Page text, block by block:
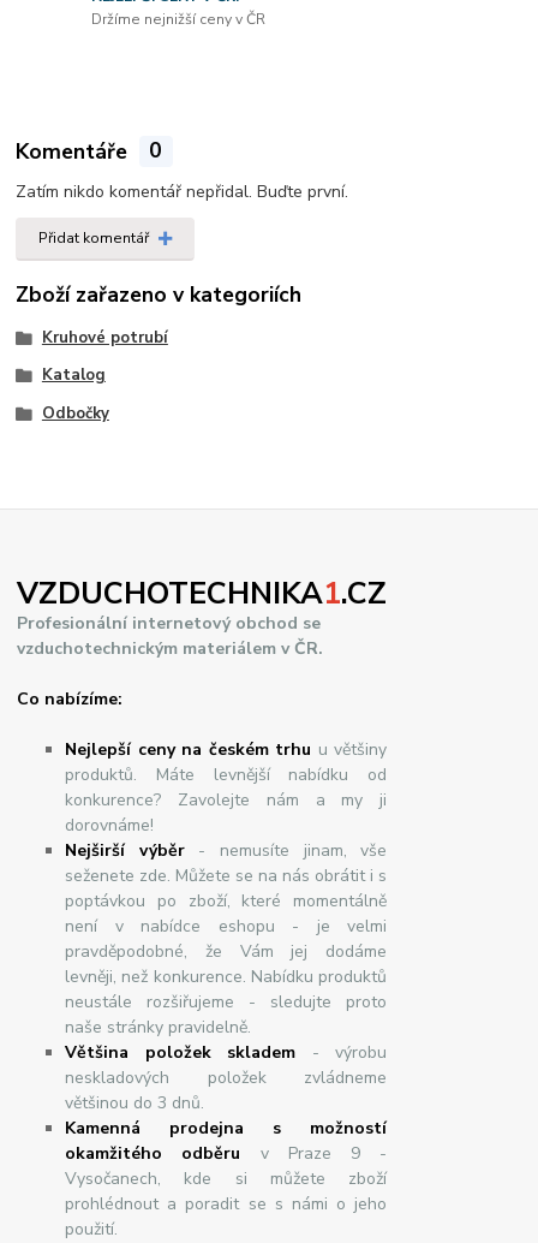
Držíme nejnižší ceny v ČR
Komentáře 0
Zatím nikdo komentář nepřidal. Buďte první.
Přidat komentář
Zboží zařazeno v kategoriích
Kruhové potrubí
Katalog
Odbočky
VZDUCHOTECHNIKA1.CZ
Profesionální internetový obchod se
vzduchotechnickým materiálem v ČR.
Co nabízíme:
Nejlepší ceny na českém trhu u většiny
produktů. Máte levnější nabídku od
konkurence? Zavolejte nám a my ji
dorovnáme!
Nejširšívýběr- nemusíte jinam, vše
seženete zde. Můžete se na nás obrátit i s
poptávkou po zboží, které momentálně
není v nabídce eshopu - je velmi
pravděpodobné, že Vám jej dodáme
levněji, než konkurence. Nabídku produktů
neustále rozšiřujeme - sledujte proto
naše stránky pravidelně.
Většina položek skladem - výrobu
neskladových položek zvládneme
většinou do 3 dnů.
Kamenná prodejna s možností
okamžitého odběru v Praze 9 -
Vysočanech, kde si můžete zboží
prohlédnout a poradit se s námi o jeho
použití.